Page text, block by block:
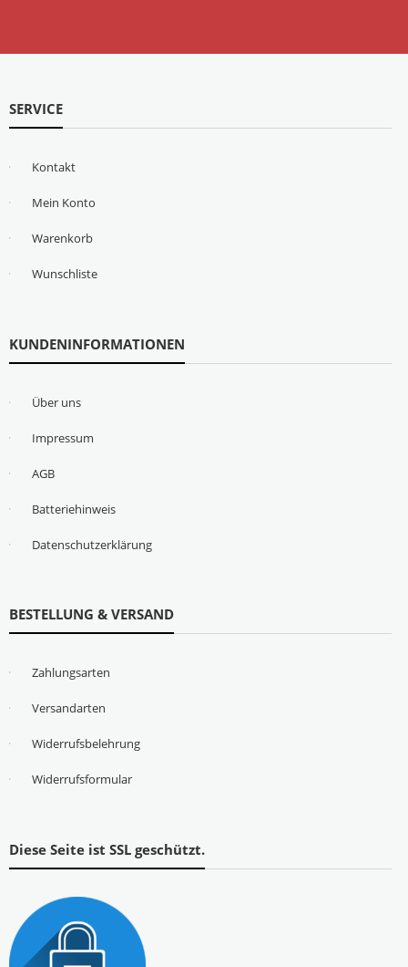
SERVICE
Kontakt
Mein Konto
Warenkorb
Wunschliste
KUNDENINFORMATIONEN
Über uns
Impressum
AGB
Batteriehinweis
Datenschutzerklärung
BESTELLUNG & VERSAND
Zahlungsarten
Versandarten
Widerrufsbelehrung
Widerrufsformular
Diese Seite ist SSL geschützt.